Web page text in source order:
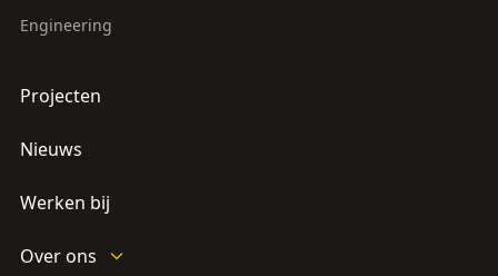
Engineering
Projecten
Nieuws
Werken bij
Over ons